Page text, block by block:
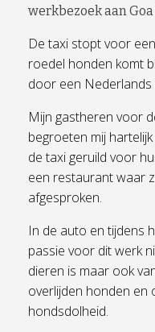
werkbezoek aan
De taxi stopt voor
roedel honden komt
door een Nederlands
Mijn gastheren voor
begroeten mij
de taxi geruild voor
een restaurant waar
afgesproken.
In de auto en tijdens
passie voor dit werk
dieren is maar ook
overlijden honden en
hondsdolheid.